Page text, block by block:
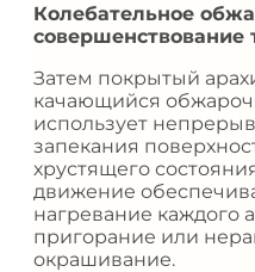
Колебательное
совершенствование
Затем покрытый
качающийся
использует
запекания
хрустящего
движение
нагревание каждого
пригорание или
окрашивание.